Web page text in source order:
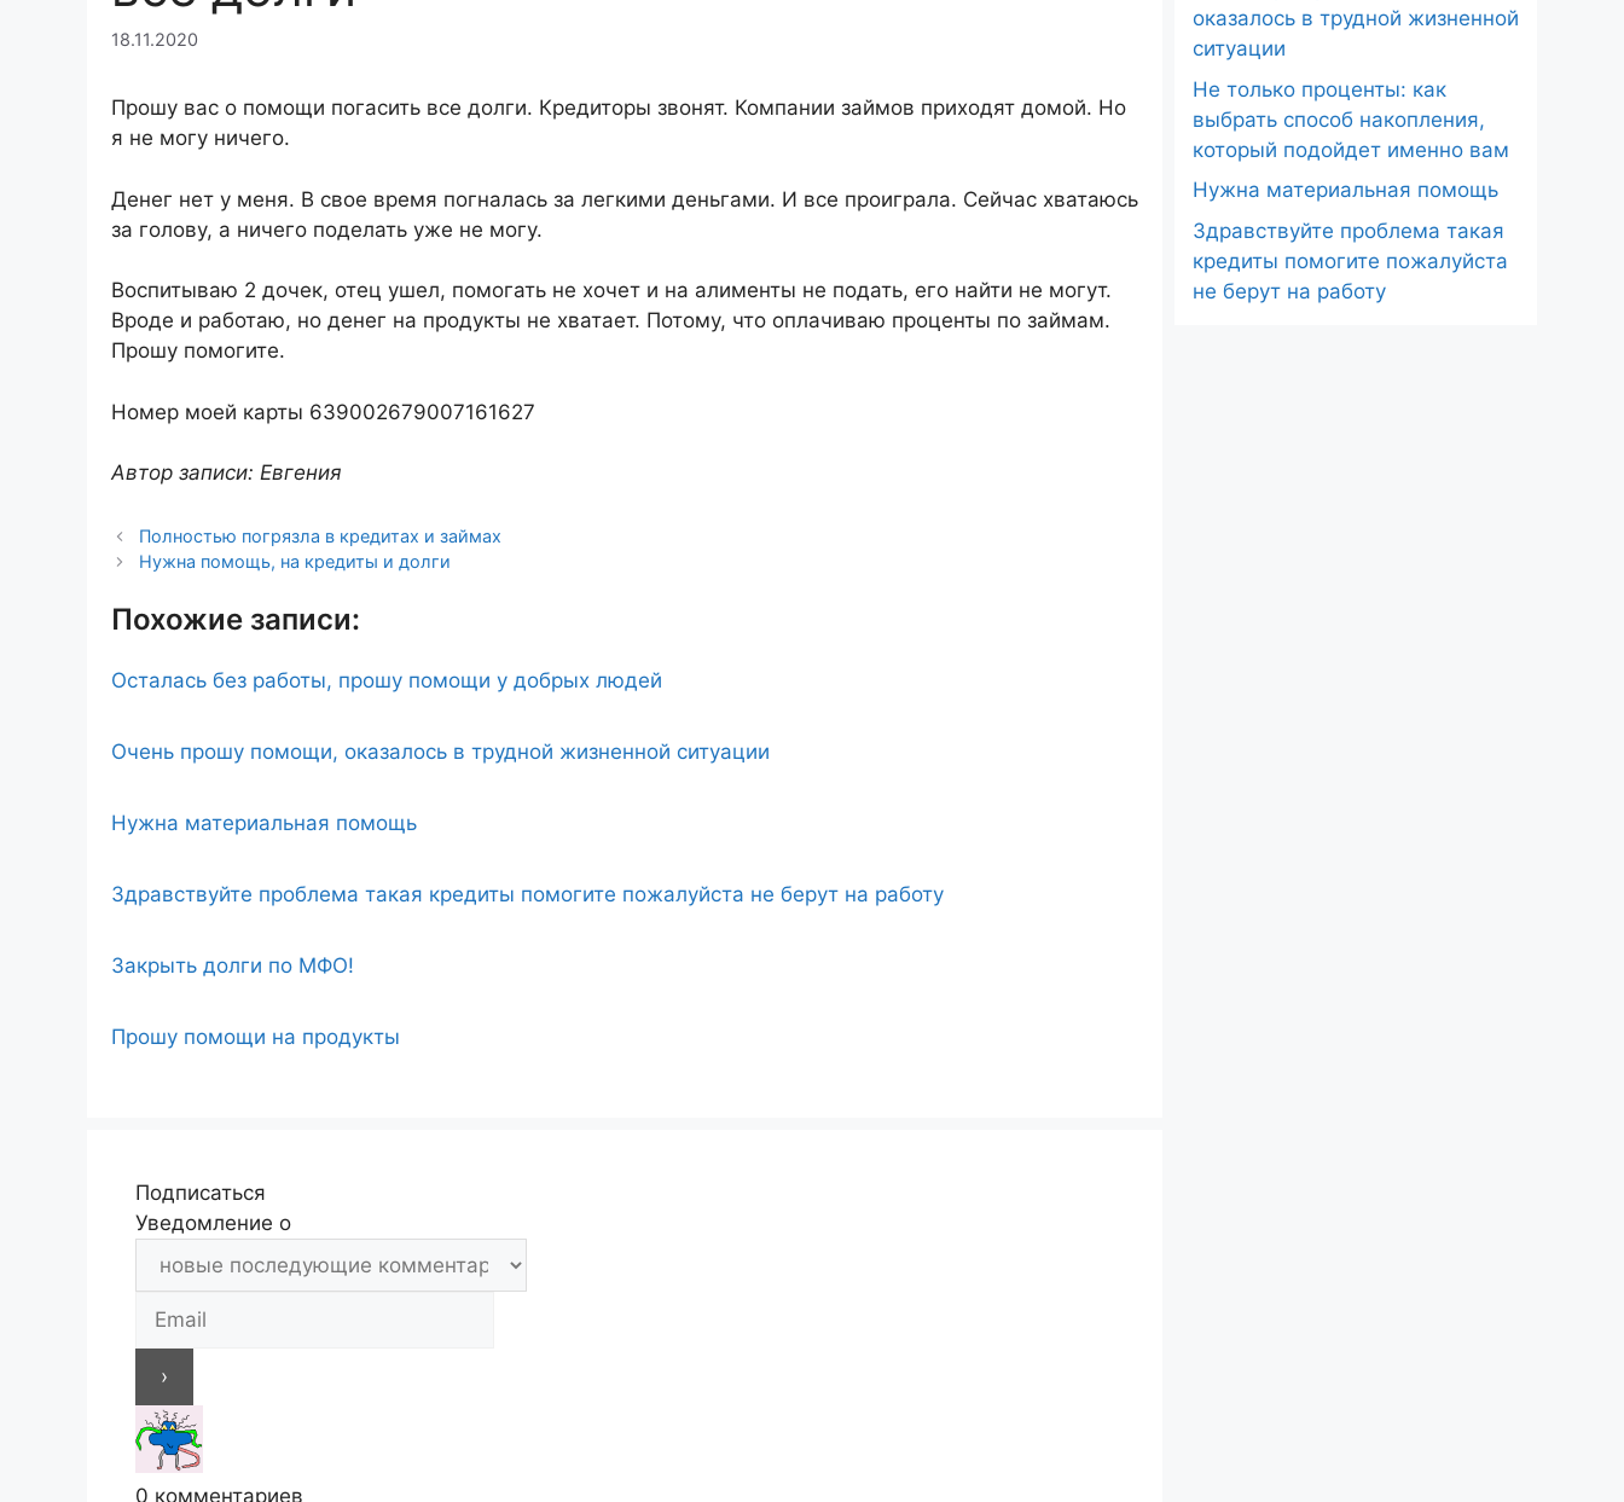
18.11.2020
Прошу вас о помощи погасить все долги. Кредиторы звонят. Компании займов приходят домой. Но
я не могу ничего.
Денег нет у меня. В свое время погналась за легкими деньгами. И все проиграла. Сейчас хватаюсь
за голову, а ничего поделать уже не могу.
Воспитываю 2 дочек, отец ушел, помогать не хочет и на алименты не подать, его найти не могут.
Вроде и работаю, но денег на продукты не хватает. Потому, что оплачиваю проценты по займам.
Прошу помогите.
Номер моей карты 639002679007161627
Автор записи: Евгения
Полностью погрязла в кредитах и займах
Нужна помощь, на кредиты и долги
Похожие записи:
Осталась без работы, прошу помощи у добрых людей
Очень прошу помощи, оказалось в трудной жизненной ситуации
Нужна материальная помощь
Здравствуйте проблема такая кредиты помогите пожалуйста не берут на работу
Закрыть долги по МФО!
Прошу помощи на продукты
Подписаться
Уведомление о
0 комментариев
оказалось в трудной жизненной
ситуации
Не только проценты: как
выбрать способ накопления,
который подойдет именно вам
Нужна материальная помощь
Здравствуйте проблема такая
кредиты помогите пожалуйста
не берут на работу